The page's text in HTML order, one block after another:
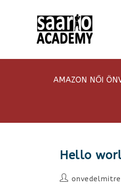
AMAZON NŐI
Hello